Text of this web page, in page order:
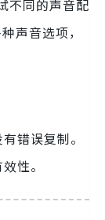
不同的声音配
声音选项，
错误复制。
性。